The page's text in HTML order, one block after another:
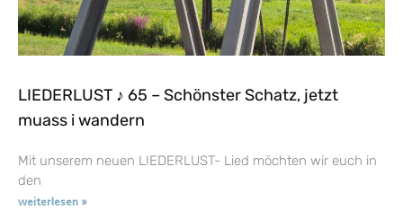
LIEDERLUST ♪ 65 – Schönster Schatz, jetzt
muass i wandern
Mit unserem neuen LIEDERLUST- Lied möchten wir euch in
den
weiterlesen »